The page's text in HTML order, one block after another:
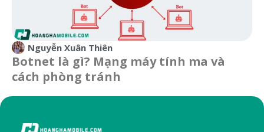
Nguyễn Xuân Thiên
Botnet là gì? Mạng máy tính ma và
cách phòng tránh